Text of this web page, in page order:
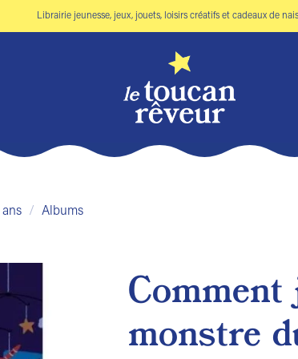
Librairie jeunesse, jeux, jouets, loisirs créatifs et cadeaux de
/ Albums
à la liste
Comment
monstre